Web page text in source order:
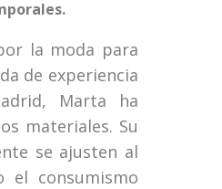
la moda para
de experiencia
Marta ha
materiales. Su
se ajusten al
el consumismo